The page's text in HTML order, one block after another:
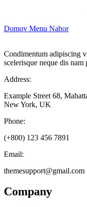
Domov Menu Nahor
Condimentum adipiscing
scelerisque neque dis nam
Address:
Example Street 68,
New York, UK
Phone:
(+800) 123 456 7891
Email:
themesupport@gmail.com
Company